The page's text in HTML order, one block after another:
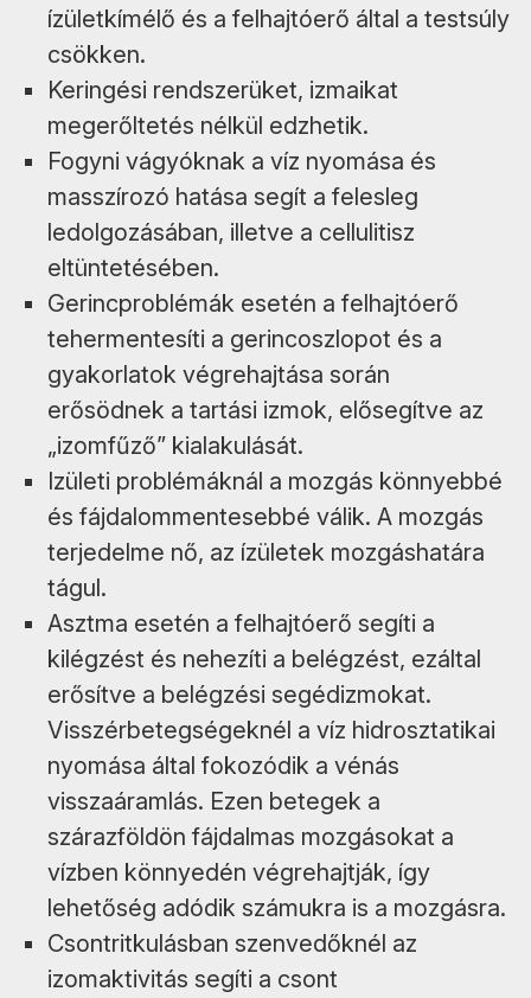
ízületkímélő és a felhajtóerő által a testsúly
csökken.
Keringési rendszerüket, izmaikat
megerőltetés nélkül edzhetik.
Fogyni vágyóknak a víz nyomása és
masszírozó hatása segít a felesleg
ledolgozásában, illetve a cellulitisz
eltüntetésében.
Gerincproblémák esetén a felhajtóerő
tehermentesíti a gerincoszlopot és a
gyakorlatok végrehajtása során
erősödnek a tartási izmok, elősegítve az
„izomfűző” kialakulását.
Izületi problémáknál a mozgás könnyebbé
és fájdalommentesebbé válik. A mozgás
terjedelme nő, az ízületek mozgáshatára
tágul.
Asztma esetén a felhajtóerő segíti a
kilégzést és nehezíti a belégzést, ezáltal
erősítve a belégzési segédizmokat.
Visszérbetegségeknél a víz hidrosztatikai
nyomása által fokozódik a vénás
visszaáramlás. Ezen betegek a
szárazföldön fájdalmas mozgásokat a
vízben könnyedén végrehajtják, így
lehetőség adódik számukra is a mozgásra.
Csontritkulásban szenvedőknél az
izomaktivitás segíti a csont